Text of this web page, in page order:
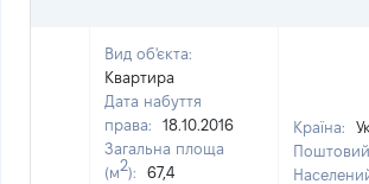
Вид об'єкта:
Квартира
Дата набуття
права:
18.10.2016
Загальна площа
(м2):
67,4
Країна:
Поштовий